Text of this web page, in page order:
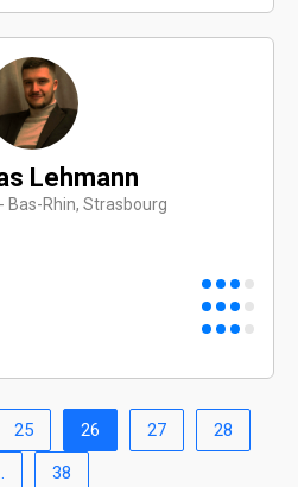
Lehmann
Bas-Rhin, Strasbourg
25 26 27
28
38